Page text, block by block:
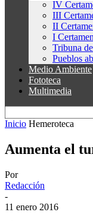
IV
III
II
I
Tribuna
Pueblos
Medio Ambiente
Fototeca
Multimedia
Inicio Hemeroteca
Aumenta el
Por
Redacción
-
11 enero 2016